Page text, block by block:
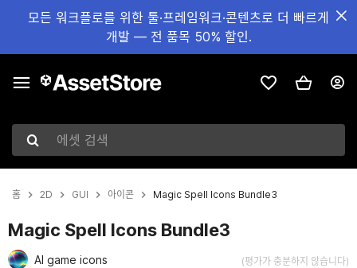
모든 워크플로를 위한 툴·프레임워크·콘텐츠로 더 빠르게
개발 — 전 품목 50% 할인.
에셋 검색
홈 2D GUI 아이콘 Magic Spell Icons Bundle3
Magic Spell Icons Bundle3
AI game icons (평가가 충분하지 않습니다)